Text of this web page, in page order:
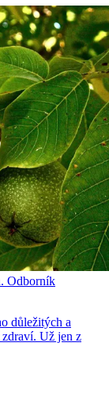
Odborník
důležitých a
Už jen z